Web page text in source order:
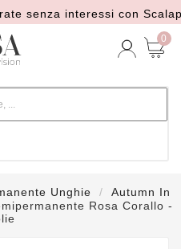
interessi con Scalapay
0
Unghie
Autumn In
Rosa Corallo -